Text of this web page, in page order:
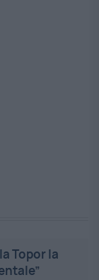
Topor la